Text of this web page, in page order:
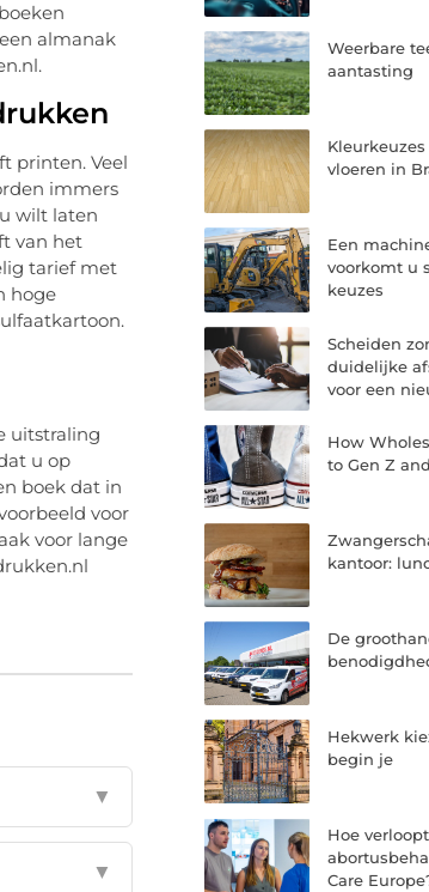
almanak
printen. Veel
immers
wilt laten
van het
tarief met
hoge
uitstraling
u op
boek dat in
voor
voor lange
▼
▼
Weerbare
aantasting
vloeren in
Een
voorkomt u
keuzes
Scheiden
duidelijke
voor een
How
to Gen Z
kantoor:
De
Hekwerk
begin je
Hoe
Care